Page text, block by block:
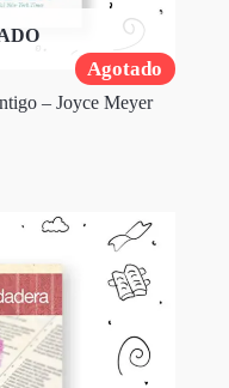
Agotado
– Joyce Meyer